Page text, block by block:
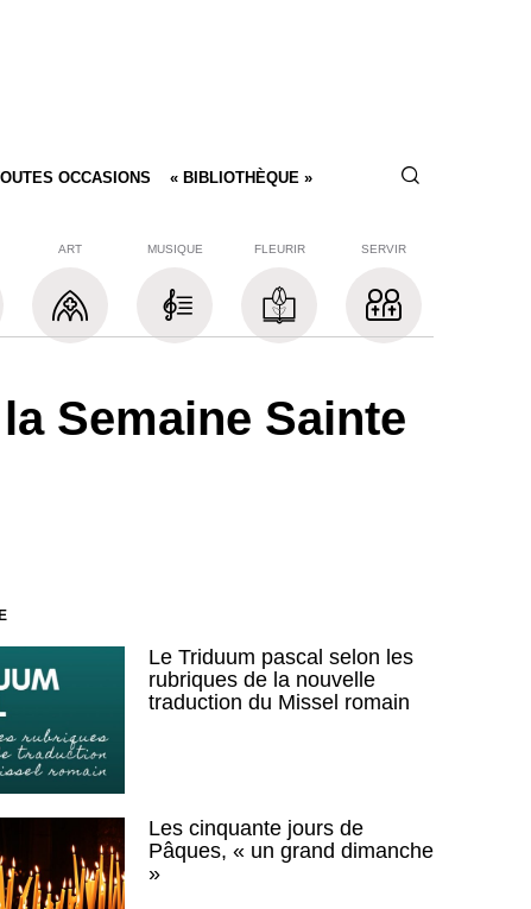
OCCASIONS « BIBLIOTHÈQUE »
ART MUSIQUE FLEURIR SERVIR
Semaine Sainte
Le Triduum pascal selon les
rubriques de la nouvelle
traduction du Missel romain
Les cinquante jours de
Pâques, « un grand dimanche
»